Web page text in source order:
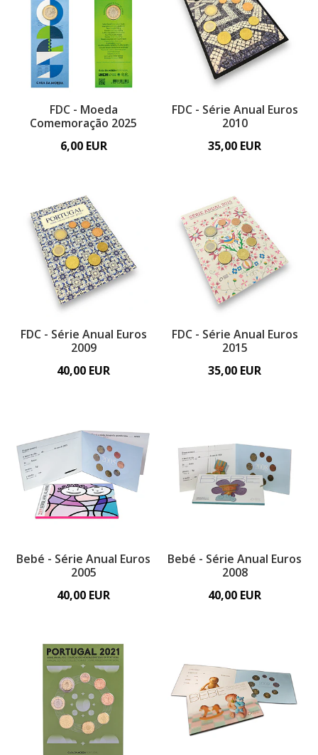
FDC - Moeda
Comemoração 2025
6,00 EUR
FDC - Série Anual Euros
2010
35,00 EUR
FDC - Série Anual Euros
2009
40,00 EUR
FDC - Série Anual Euros
2015
35,00 EUR
Bebé - Série Anual Euros
2005
40,00 EUR
Bebé - Série Anual Euros
2008
40,00 EUR